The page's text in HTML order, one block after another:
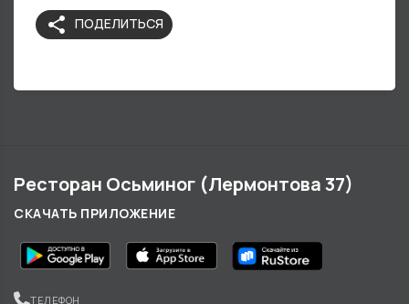
share ПОДЕЛИТЬСЯ
Ресторан Осьминог (Лермонтова 37)
СКАЧАТЬ ПРИЛОЖЕНИЕ
ТЕЛЕФОН